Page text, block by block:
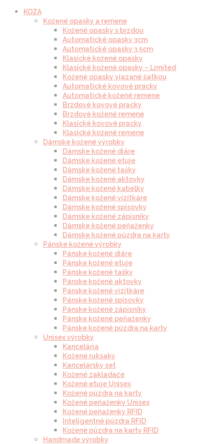
KOŽA
Kožené opasky a remene
Kožené opasky s brzdou
Automatické opasky 3cm
Automatické opasky 3.5cm
Klasické kožené opasky
Klasické kožené opasky – Limited
Kožené opasky viazané šatkou
Automatické kovové pracky
Automatické kožené remene
Brzdové kovové pracky
Brzdové kožené remene
Klasické kovové pracky
Klasické kožené remene
Dámske kožené výrobky
Dámske kožené diáre
Dámske kožené etuje
Dámske kožené tašky
Dámske kožené aktovky
Dámske kožené kabelky
Dámske kožené vizitkáre
Dámske kožené spisovky
Dámske kožené zápisníky
Dámske kožené peňaženky
Dámske kožené púzdra na karty
Pánske kožené výrobky
Pánske kožené diáre
Pánske kožené etuje
Pánske kožené tašky
Pánske kožené aktovky
Pánske kožené vizitkáre
Pánske kožené spisovky
Pánske kožené zápisníky
Pánske kožené peňaženky
Pánske kožené púzdra na karty
Unisex výrobky
Kancelária
Kožené ruksaky
Kancelársky set
Kožené zakladače
Kožené etuje Unisex
Kožené púzdra na karty
Kožené peňaženky Unisex
Kožené peňaženky RFID
Inteligentné púzdra RFID
Kožené púzdra na karty RFID
Handmade výrobky